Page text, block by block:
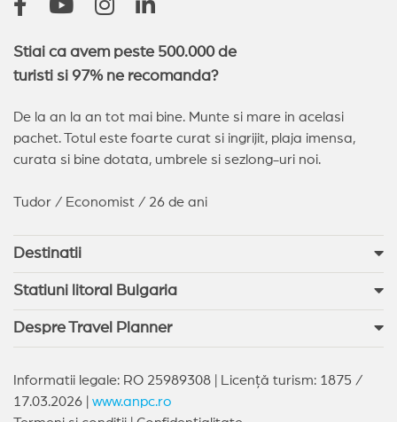
Stiai ca avem peste 500.000 de
turisti si 97% ne recomanda?
De la an la an tot mai bine. Munte si mare in acelasi
pachet. Totul este foarte curat si ingrijit, plaja imensa,
curata si bine dotata, umbrele si sezlong-uri noi.
Tudor / Economist / 26 de ani
Destinatii
Statiuni litoral Bulgaria
Despre Travel Planner
Informatii legale: RO 25989308 | Licență turism: 1875 /
17.03.2026 | www.anpc.ro